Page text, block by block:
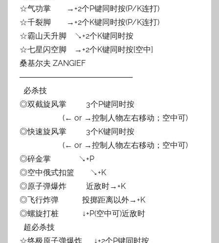
☆气功掌 →+2个P键同时按(P/K连打)
☆千裂脚 →+2个K键同时按(P/K连打)
☆霸山天升脚 ↘+2个K键同时按
☆七星闪空脚 →+2个K键同时按[空中]
桑基尔夫 ZANGIEF
─────────────────────
必杀技
◎双截旋风掌 3个P键同时按
(← or →控制人物左右移动；空中可)
◎快速旋风掌 3个K键同时按
(← or →控制人物左右移动；空中可)
◎碎金掌 ↘+P
◎空中俄式扣篮 ↘+K
◎原子弹爆炸 近敌时→+K
◎飞行炸弹 投掷距离以外→+K
◎螺旋打桩 ↓+P(空中可)近敌时
超必杀技
☆终极原子弹爆炸 ↓+2个P键同时按